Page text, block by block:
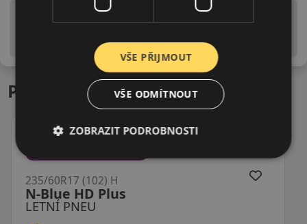
Upozornění! Hodnoty na štítku jsou pouze
is EU štítky ve smyslu dosud platné (předchozí) legislativy.
Podobné produkty
LETNÍ PNEU
H/T02 RXQuest
235/60R17 (102) H
VŠE PŘIJMOUT
VŠE ODMÍTNOUT
ZOBRAZIT PODROBNOSTI